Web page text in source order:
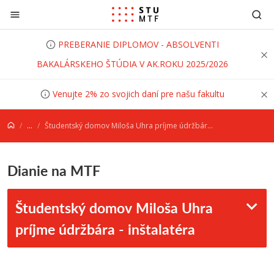
Prejsť na obsah
PREBERANIE DIPLOMOV - ABSOLVENTI
BAKALÁRSKEHO ŠTÚDIA V AK.ROKU 2025/2026
Venujte 2% zo svojich daní pre našu fakultu
... Študentský domov Miloša Uhra príjme údržbára - inštalatéra
Dianie na MTF
Študentský domov Miloša Uhra
príjme údržbára - inštalatéra